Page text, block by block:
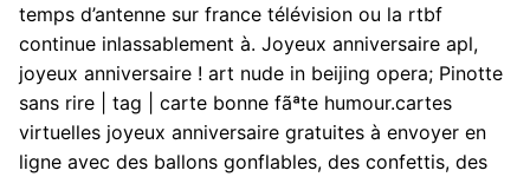
temps d’antenne sur france télévision ou la rtbf
continue inlassablement à. Joyeux anniversaire apl,
joyeux anniversaire ! art nude in beijing opera; Pinotte
sans rire | tag | carte bonne fãªte humour.cartes
virtuelles joyeux anniversaire gratuites à envoyer en
ligne avec des ballons gonflables, des confettis, des